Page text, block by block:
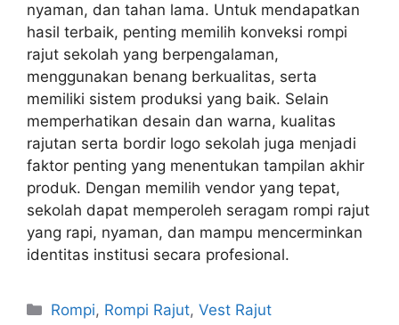
nyaman, dan tahan lama. Untuk mendapatkan
hasil terbaik, penting memilih konveksi rompi
rajut sekolah yang berpengalaman,
menggunakan benang berkualitas, serta
memiliki sistem produksi yang baik. Selain
memperhatikan desain dan warna, kualitas
rajutan serta bordir logo sekolah juga menjadi
faktor penting yang menentukan tampilan akhir
produk. Dengan memilih vendor yang tepat,
sekolah dapat memperoleh seragam rompi rajut
yang rapi, nyaman, dan mampu mencerminkan
identitas institusi secara profesional.
Rompi, Rompi Rajut,Vest Rajut